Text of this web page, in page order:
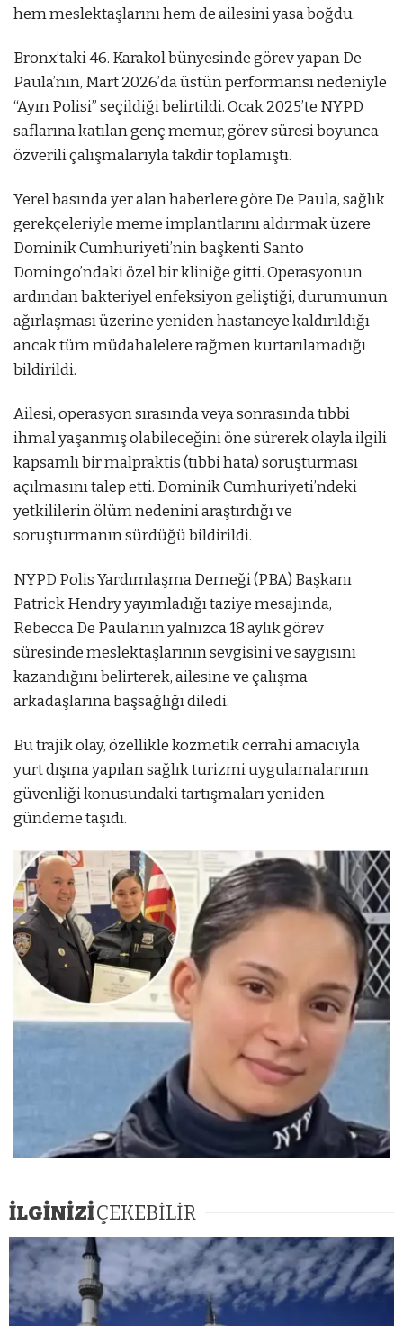
hem meslektaşlarını hem de ailesini yasa boğdu.
Bronx’taki 46. Karakol bünyesinde görev yapan De
Paula’nın, Mart 2026’da üstün performansı nedeniyle
“Ayın Polisi” seçildiği belirtildi. Ocak 2025’te NYPD
saflarına katılan genç memur, görev süresi boyunca
özverili çalışmalarıyla takdir toplamıştı.
Yerel basında yer alan haberlere göre De Paula, sağlık
gerekçeleriyle meme implantlarını aldırmak üzere
Dominik Cumhuriyeti’nin başkenti Santo
Domingo’ndaki özel bir kliniğe gitti. Operasyonun
ardından bakteriyel enfeksiyon geliştiği, durumunun
ağırlaşması üzerine yeniden hastaneye kaldırıldığı
ancak tüm müdahalelere rağmen kurtarılamadığı
bildirildi.
Ailesi, operasyon sırasında veya sonrasında tıbbi
ihmal yaşanmış olabileceğini öne sürerek olayla ilgili
kapsamlı bir malpraktis (tıbbi hata) soruşturması
açılmasını talep etti. Dominik Cumhuriyeti’ndeki
yetkililerin ölüm nedenini araştırdığı ve
soruşturmanın sürdüğü bildirildi.
NYPD Polis Yardımlaşma Derneği (PBA) Başkanı
Patrick Hendry yayımladığı taziye mesajında,
Rebecca De Paula’nın yalnızca 18 aylık görev
süresinde meslektaşlarının sevgisini ve saygısını
kazandığını belirterek, ailesine ve çalışma
arkadaşlarına başsağlığı diledi.
Bu trajik olay, özellikle kozmetik cerrahi amacıyla
yurt dışına yapılan sağlık turizmi uygulamalarının
güvenliği konusundaki tartışmaları yeniden
gündeme taşıdı.
İLGİNİZİÇEKEBİLİR